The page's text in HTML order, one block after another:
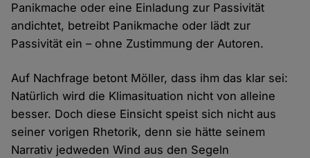
Panikmache oder eine Einladung zur Passivität
andichtet, betreibt Panikmache oder lädt zur
Passivität ein – ohne Zustimmung der Autoren.
Auf Nachfrage betont Möller, dass ihm das klar sei:
Natürlich wird die Klimasituation nicht von alleine
besser. Doch diese Einsicht speist sich nicht aus
seiner vorigen Rhetorik, denn sie hätte seinem
Narrativ jedweden Wind aus den Segeln